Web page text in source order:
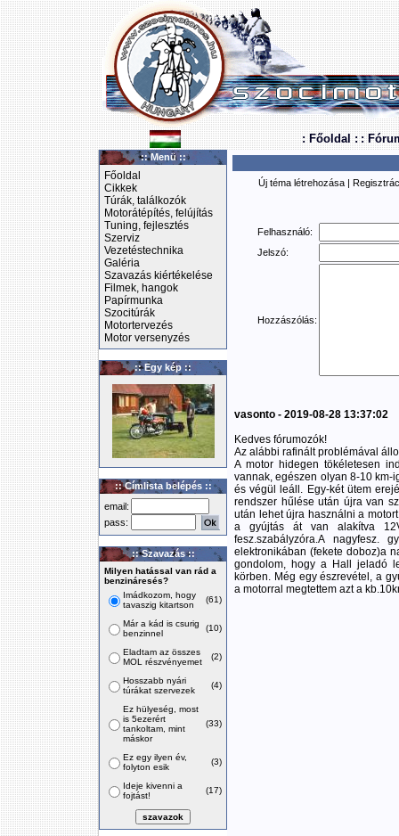
: Főoldal : :
:: Menü ::
Főoldal
Cikkek
Túrák, találkozók
Motorátépítés, felújítás
Tuning, fejlesztés
Szerviz
Vezetéstechnika
Galéria
Szavazás kiértékelése
Filmek, hangok
Papírmunka
Szocitúrák
Motortervezés
Motor versenyzés
:: Egy kép ::
:: Címlista belépés ::
email:
pass:
:: Szavazás ::
Milyen hatással van rád a
benzináresés?
Imádkozom, hogy
tavaszig kitartson
(61)
Már a kád is csurig
benzinnel
(10)
Eladtam az összes
MOL részvényemet
(2)
Hosszabb nyári
túrákat szervezek
(4)
Ez hülyeség, most
is 5ezerért
tankoltam, mint
máskor
(33)
Ez egy ilyen év,
folyton esik
(3)
Ideje kivenni a
fojtást!
(17)
Új téma létrehozása |
Felhasználó:
Jelszó:
Hozzászólás:
vasonto - 2019-08-28 13:37:02
Kedves fórumozók!
Az alábbi rafinált problémával
A motor hidegen tökéletesen
vannak, egészen olyan 8-10 km-
és végül leáll. Egy-két ütem
rendszer hűlése után újra van
után lehet újra használni a
a gyújtás át van alakítva
fesz.szabályzóra.A nagyfesz.
elektronikában (fekete doboz)a
gondolom, hogy a Hall jeladó
körben. Még egy észrevétel, a
a motorral megtettem azt a